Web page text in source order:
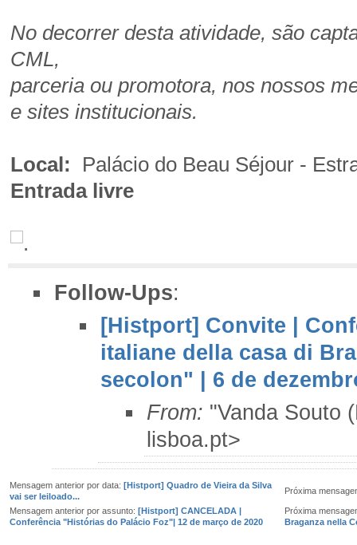
No decorrer desta atividade, são
CML,
parceria ou promotora, nos nossos
e sites institucionais.
Local: Palácio do Beau Séjour -
Entrada livre
Follow-Ups:
[Histport] Convite |
italiane della casa di
secolon" | 6 de
From: "Vanda Souto
lisboa.pt>
Mensagem anterior por data: [Histport] Quadro de Vieira da Silva
vai ser leiloado...
Próxima
Mensagem anterior por assunto: [Histport] CANCELADA |
Conferência "Histórias do Palácio Foz"| 12 de março de 2020
Próxima
Braganza nella